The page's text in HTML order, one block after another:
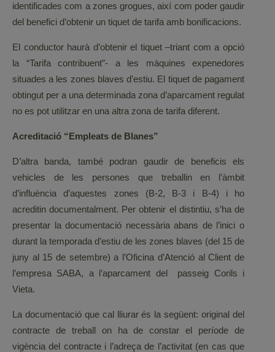
identificades com a zones grogues, així com poder gaudir
del benefici d’obtenir un tiquet de tarifa amb bonificacions.
El conductor haurà d’obtenir el tiquet –triant com a opció
la “Tarifa contribuent”- a les màquines expenedores
situades a les zones blaves d’estiu. El tiquet de pagament
obtingut per a una determinada zona d’aparcament regulat
no es pot utilitzar en una altra zona de tarifa diferent.
Acreditació “Empleats de Blanes”
D’altra banda, també podran gaudir de beneficis els
vehicles de les persones que treballin en l’àmbit
d’influència d’aquestes zones (B-2, B-3 i B-4) i ho
acreditin documentalment. Per obtenir el distintiu, s’ha de
presentar la documentació necessària abans de l’inici o
durant la temporada d’estiu de les zones blaves (del 15 de
juny al 15 de setembre) a l’Oficina d’Atenció al Client de
l’empresa SABA, a l’aparcament del passeig Corils i
Vieta.
La documentació que cal lliurar és la següent: original del
contracte de treball on ha de constar el període de
vigència del contracte i l’adreça de l’activitat (en cas que